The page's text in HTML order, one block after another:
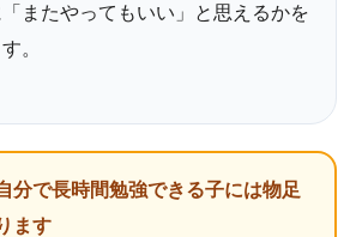
またやってもいい」と思えるかを
。
分で長時間勉強できる子には物足
ます